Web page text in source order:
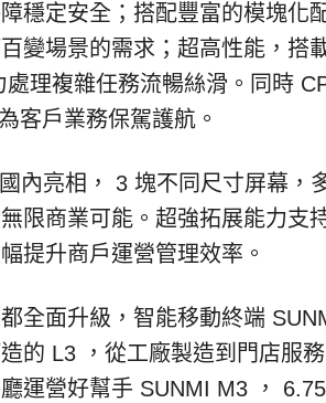
穩定安全；搭配豐富的模塊化
變場景的需求；超高性能，搭
處理複雜任務流暢絲滑。同時
客戶業務保駕護航。
內亮相， 3 塊不同尺寸屏幕，
限商業可能。超強拓展能力支
提升商戶運營管理效率。
全面升級，智能移動終端
的 L3
，從工廠製造到門店服
運營好幫手 SUNMI M3 ， 6.75